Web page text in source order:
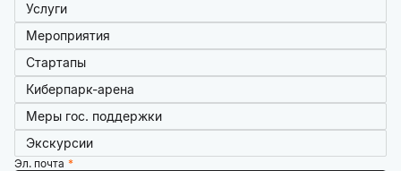
Услуги
Мероприятия
Стартапы
Киберпарк-арена
Меры гос. поддержки
Экскурсии
Эл. почта